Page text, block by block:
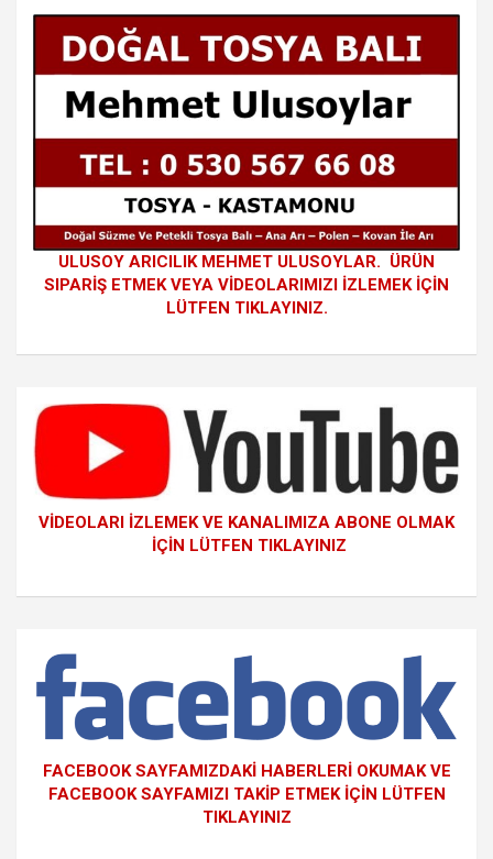
ULUSOY ARICILIK MEHMET ULUSOYLAR. ÜRÜN
SIPARİŞ ETMEK VEYA VİDEOLARIMIZI İZLEMEK İÇİN
LÜTFEN TIKLAYINIZ.
VİDEOLARI İZLEMEK VE KANALIMIZA ABONE OLMAK
İÇİN LÜTFEN TIKLAYINIZ
FACEBOOK SAYFAMIZDAKİ HABERLERİ OKUMAK VE
FACEBOOK SAYFAMIZI TAKİP ETMEK İÇİN LÜTFEN
TIKLAYINIZ